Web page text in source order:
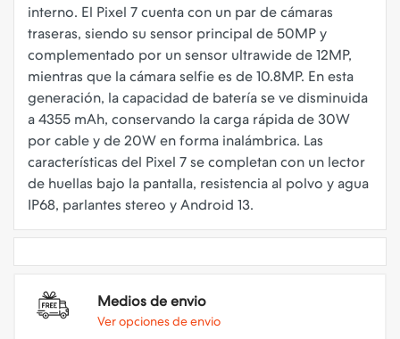
interno. El Pixel 7 cuenta con un par de cámaras
traseras, siendo su sensor principal de 50MP y
complementado por un sensor ultrawide de 12MP,
mientras que la cámara selfie es de 10.8MP. En esta
generación, la capacidad de batería se ve disminuida
a 4355 mAh, conservando la carga rápida de 30W
por cable y de 20W en forma inalámbrica. Las
características del Pixel 7 se completan con un lector
de huellas bajo la pantalla, resistencia al polvo y agua
Medios de envio
Ver opciones de envio